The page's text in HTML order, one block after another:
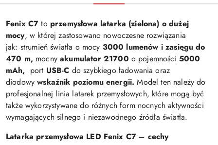
Fenix C7toprzemysłowa latarka (zielona) o dużej
mocy, w której zastosowano nowoczesne rozwiązania
jak: strumień światła o mocy 3000 lumenów i zasięgu do
470 m, mocnyakumulator 21700 o pojemności 5000
mAh, port USB-C do szybkiego ładowania oraz
diodowy wskaźnik poziomu energii. Model ten należy do
profesjonalnej linia latarek przemysłowych, które mogą być
także wykorzystywane do różnych form nocnych aktywności
wymagających silnego i niezawodnego źródła światła.
Latarka przemysłowa LED Fenix C7 – cechy